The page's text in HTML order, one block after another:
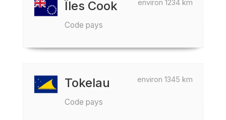
environ 1234 km
Îles Cook
Code pays
environ 1345 km
Tokelau
Code pays